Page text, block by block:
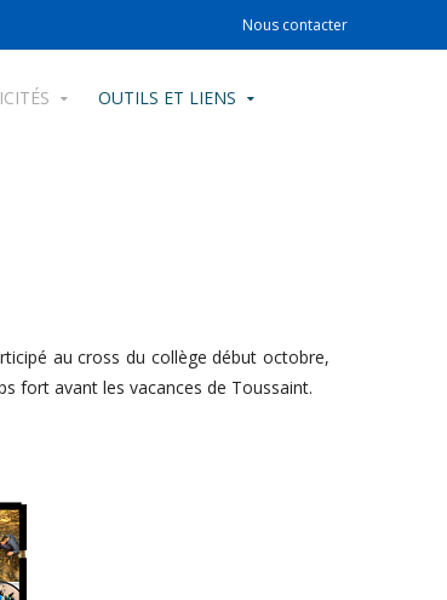
Nous contacter
OUTILS ET LIENS
au cross du collège début octobre,
fort avant les vacances de Toussaint.